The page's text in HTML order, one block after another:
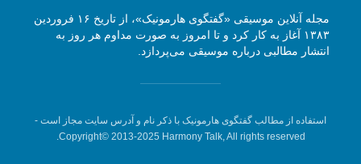
مجله آنلاین موسیقی «گفتگوی هارمونیک»، از تاریخ ۱۶ فروردین
۱۳۸۳ آغاز به کار کرد و تا امروز به صورت مداوم هر روز به
انتشار مطالبی درباره موسیقی می‌پردازد.
استفاده از مطالب گفتگوی هارمونیک با ذکر نام و آدرس سایت مجاز است -
Copyright© 2013-2025 Harmony Talk, All rights reserved.